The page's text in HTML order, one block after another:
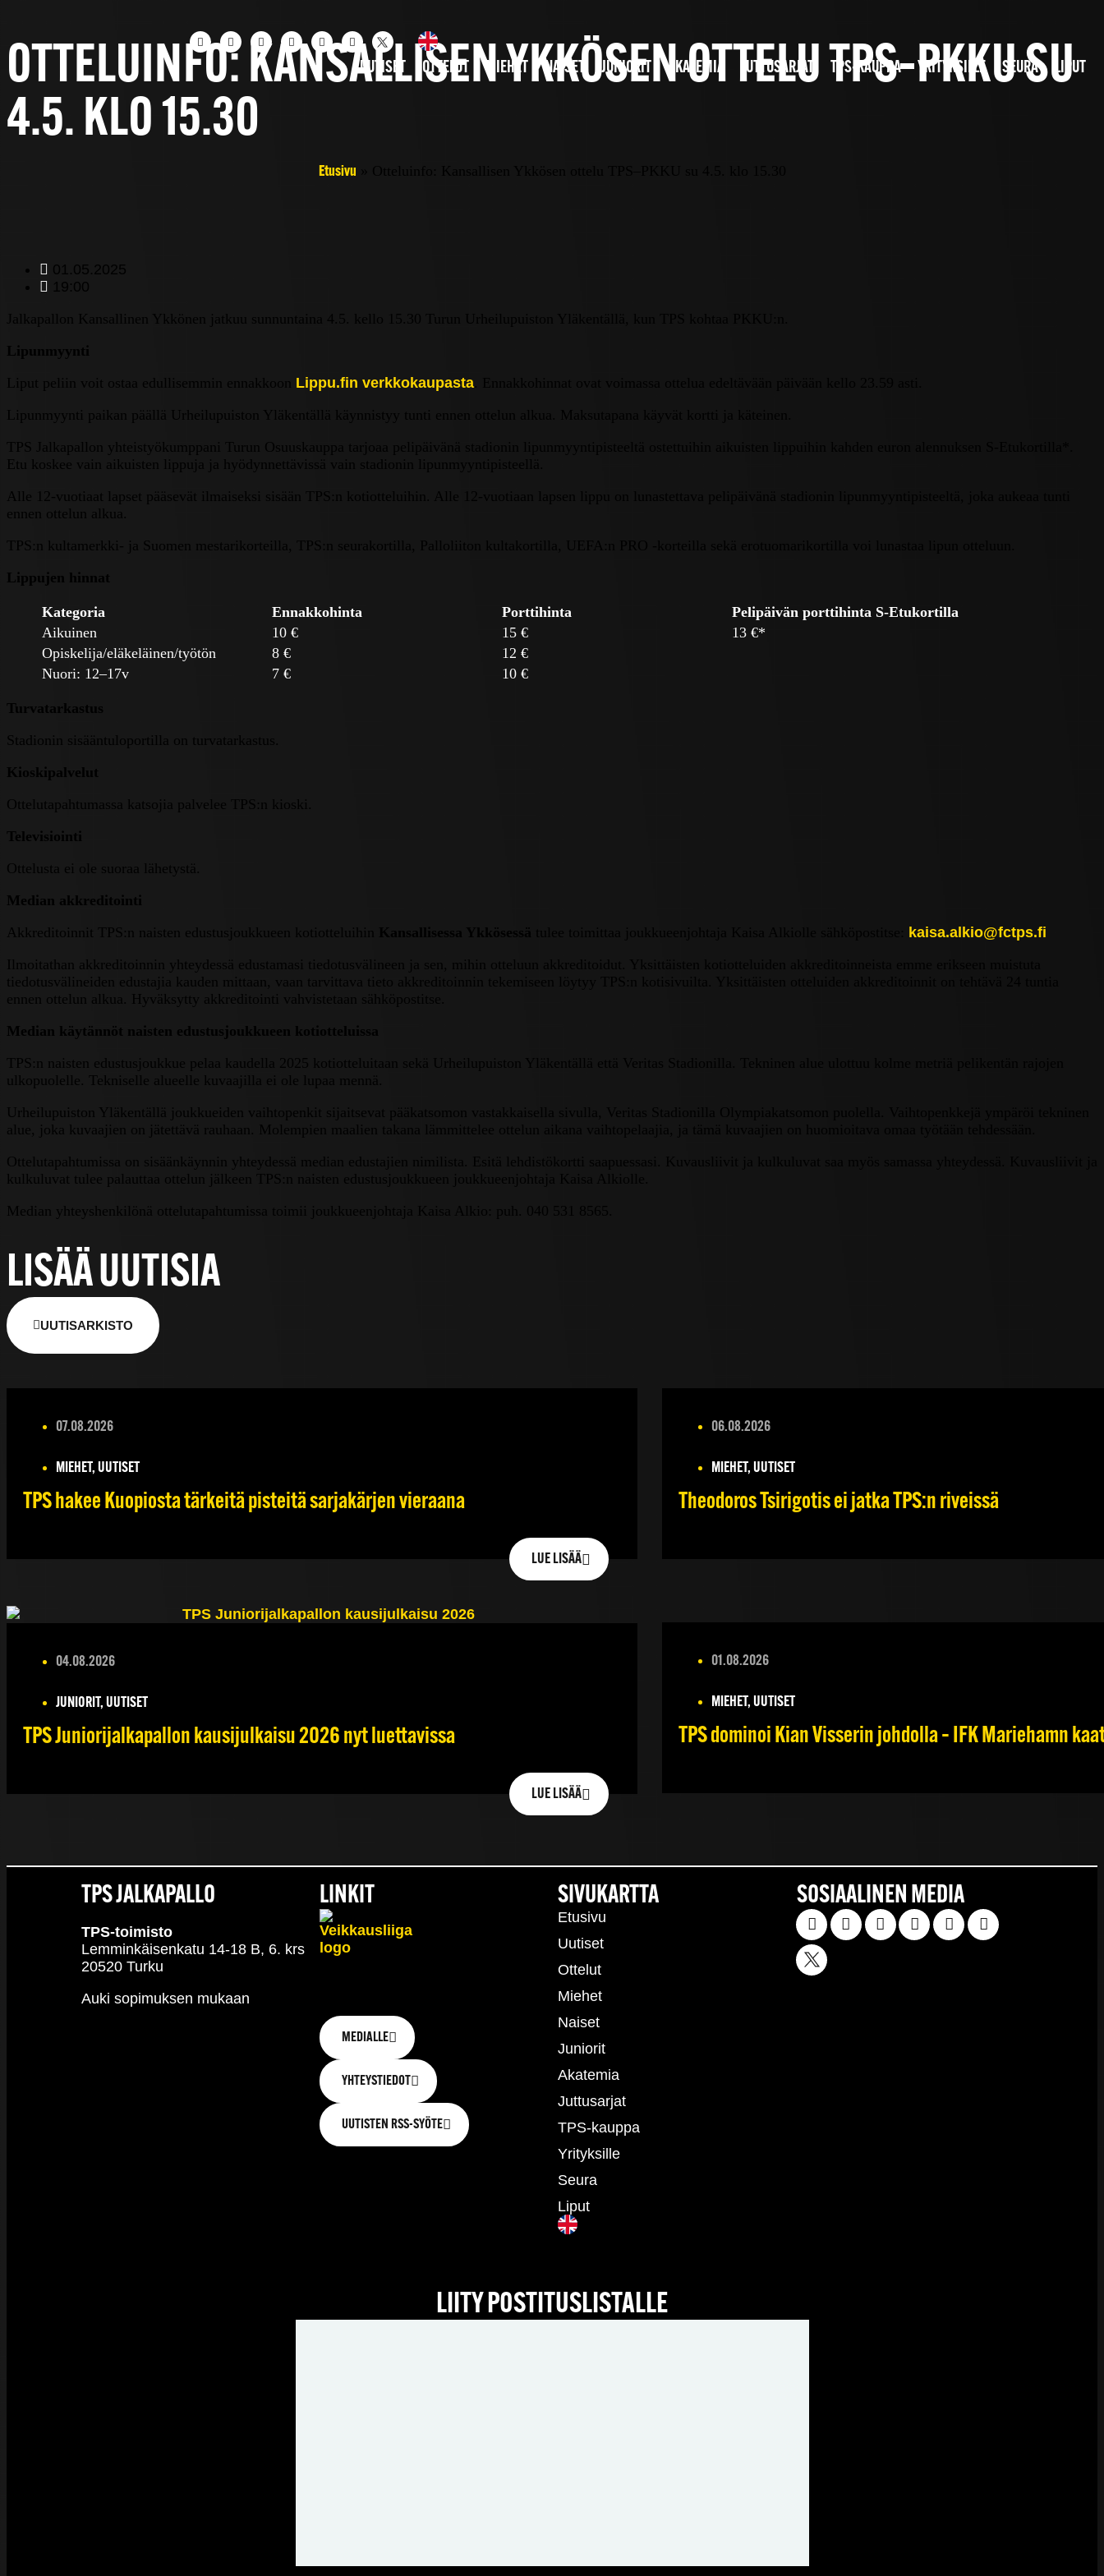
UUTISET OTTELUT MIEHET NAISET JUNIORIT AKATEMIA JUTTUSARJAT TPS-KAUPPA YRITYKSILLE SEURA LIPUT
OTTELUINFO: KANSALLISEN YKKÖSEN OTTELU TPS–PKKU SU
4.5. KLO 15.30
Etusivu
Lipunmyynti
Liput peliin voit ostaa edullisemmin ennakkoon Lippu.fin verkkokaupasta
Lipunmyynti paikan päällä Urheilupuiston Yläkentällä käynnistyy tunti ennen ottelun alkua. Maksutapana käyvät kortti ja käteinen.
TPS Jalkapallon yhteistyökumppani Turun Osuuskauppa tarjoaa pelipäivänä stadionin lipunmyyntipisteeltä ostettuihin aikuisten lippuihin kahden euron alennuksen S-Etukortilla*.
Etu koskee vain aikuisten lippuja ja hyödynnettävissä vain stadionin lipunmyyntipisteellä.
Alle 12-vuotiaat lapset pääsevät ilmaiseksi sisään TPS:n kotiotteluihin. Alle 12-vuotiaan lapsen lippu on lunastettava pelipäivänä stadionin lipunmyyntipisteeltä, joka aukeaa tunti
ennen ottelun alkua.
TPS:n kultamerkki- ja Suomen mestarikorteilla, TPS:n seurakortilla, Palloliiton kultakortilla, UEFA:n PRO -korteilla sekä erotuomarikortilla voi lunastaa lipun otteluun.
Lippujen hinnat
Kategoria Ennakkohinta Porttihinta
Pelipäivän porttihinta S-Etukortilla
Aikuinen
10 € 15 €
13 €*
Opiskelija/eläkeläinen/työtön
8 €
12 €
Nuori: 12–17v
7 € 10 €
Turvatarkastus
Stadionin sisääntuloportilla on turvatarkastus.
Kioskipalvelut
Ottelutapahtumassa katsojia palvelee TPS:n kioski.
Televisiointi
Ottelusta ei ole suoraa lähetystä.
Median akkreditointi
Akkreditoinnit TPS:n naisten edustusjoukkueen kotiotteluihin
kaisa.alkio@fctps.fi
Ilmoitathan akkreditoinnin yhteydessä edustamasi tiedotusvälineen ja sen, mihin otteluun akkreditoidut. Yksittäisten kotiotteluiden akkreditoinneista emme erikseen muistuta
tiedotusvälineiden edustajia kauden mittaan, vaan tarvittava tieto akkreditoinnin tekemiseen löytyy TPS:n kotisivuilta. Yksittäisten otteluiden akkreditoinnit on tehtävä 24 tuntia
ennen ottelun alkua. Hyväksytty akkreditointi vahvistetaan sähköpostitse.
Median käytännöt naisten edustusjoukkueen kotiotteluissa
TPS:n naisten edustusjoukkue pelaa kaudella 2025 kotiotteluitaan sekä Urheilupuiston Yläkentällä että Veritas Stadionilla. Tekninen alue ulottuu kolme metriä pelikentän rajojen
ulkopuolelle. Tekniselle alueelle kuvaajilla ei ole lupaa mennä.
Urheilupuiston Yläkentällä joukkueiden vaihtopenkit sijaitsevat pääkatsomon vastakkaisella sivulla, Veritas Stadionilla Olympiakatsomon puolella. Vaihtopenkkejä ympäröi tekninen
alue, joka kuvaajien on jätettävä rauhaan. Molempien maalien takana lämmittelee ottelun aikana vaihtopelaajia, ja tämä kuvaajien on huomioitava omaa työtään tehdessään.
Ottelutapahtumissa on sisäänkäynnin yhteydessä median edustajien nimilista. Esitä lehdistökortti saapuessasi. Kuvausliivit ja kulkuluvat saa myös samassa yhteydessä. Kuvausliivit ja
kulkuluvat tulee palauttaa ottelun jälkeen TPS:n naisten edustusjoukkueen joukkueenjohtaja Kaisa Alkiolle.
Median yhteyshenkilönä ottelutapahtumissa toimii joukkueenjohtaja Kaisa Alkio: puh. 040 531 8565.
LISÄÄ UUTISIA
UUTISARKISTO
07.08.2026
MIEHET, UUTISET
TPS hakee Kuopiosta tärkeitä pisteitä sarjakärjen vieraana
LUE LISÄÄ
06.08.2026
MIEHET, UUTISET
Theodoros Tsirigotis ei jatka TPS:n riveissä
04.08.2026
JUNIORIT, UUTISET
TPS Juniorijalkapallon kausijulkaisu 2026 nyt luettavissa
LUE LISÄÄ
01.08.2026
MIEHET, UUTISET
TPS dominoi Kian Visserin johdolla – IFK Mariehamn
TPS JALKAPALLO
TPS-toimisto
Lemminkäisenkatu 14-18 B, 6. krs
20520 Turku
Auki sopimuksen mukaan
LINKIT
MEDIALLE
YHTEYSTIEDOT
UUTISTEN RSS-SYÖTE
SIVUKARTTA
Etusivu
Uutiset
Ottelut
Miehet
Naiset
Juniorit
Akatemia
Juttusarjat
TPS-kauppa
Yrityksille
Seura
Liput
SOSIAALINEN MEDIA
LIITY POSTITUSLISTALLE